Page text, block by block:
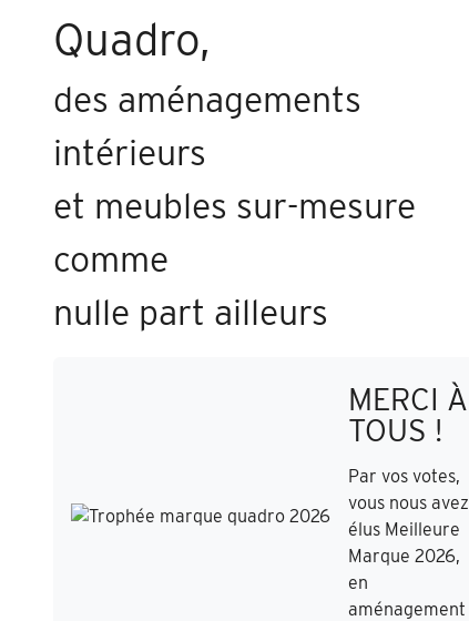
Quadro,
des aménagements
intérieurs
et meubles sur-mesure
comme
nulle part ailleurs
MERCI À
TOUS !
Par vos votes,
vous nous avez
élus Meilleure
Marque 2026,
en
aménagement